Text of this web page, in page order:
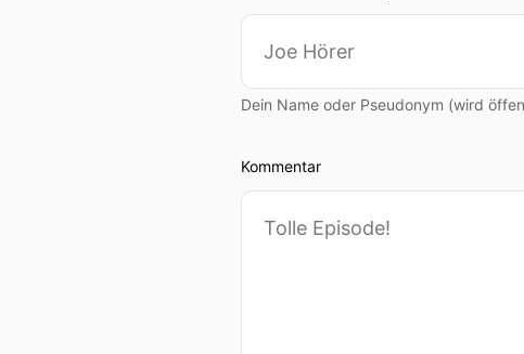
Dein Name oder Pseudonym (wird
Kommentar